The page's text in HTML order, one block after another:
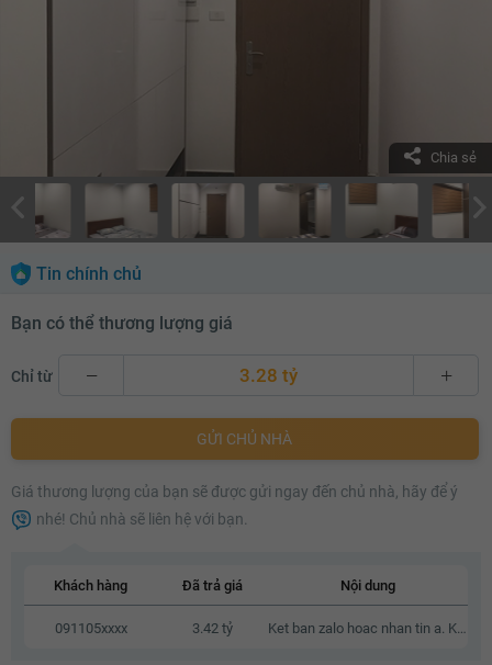
Chia sẻ
Tin chính chủ
Bạn có thể thương lượng giá
Chỉ từ 3.28 tỷ
3.32 tỷ
3.38 tỷ
GỬI CHỦ NHÀ
Giá thương lượng của bạn sẽ được gửi ngay đến chủ nhà, hãy để ý
nhé! Chủ nhà sẽ liên hệ với bạn.
Khách hàng Đã trả giá Nội dung
091105xxxx 3.42 tỷ